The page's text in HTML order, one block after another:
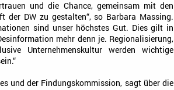
und die Chance, gemeinsam mit den
der DW zu gestalten“, so Barbara Massing.
sind unser höchstes Gut. Dies gilt in
mehr denn je. Regionalisierung,
Unternehmenskultur werden wichtige
und der Findungskommission, sagt über die